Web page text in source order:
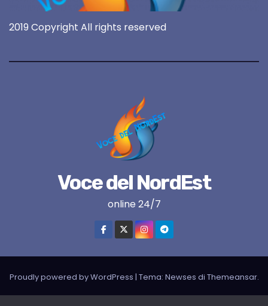
2019 Copyright All rights reserved
Voce del NordEst
online 24/7
Proudly powered by WordPress | Tema: Newses di Themeansar.